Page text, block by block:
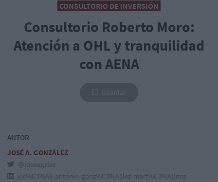
CONSULTORIO DE INVERSIÓN
Consultorio Roberto Moro:
Atención a OHL y tranquilidad
con AENA
AUTOR
JOSÉ A. GONZÁLEZ
@joseagzlez
jos%C3%A9-antonio-gonz%C3%A1lez-mart%C3%ADnez-